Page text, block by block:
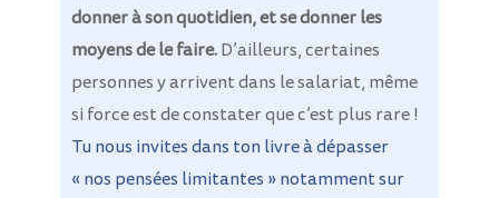
donner à son quotidien, et se donner les
moyens de le faire.D’ailleurs, certaines
personnes y arrivent dans le salariat, même
si force est de constater que c’est plus rare !
Tu nous invites dans ton livre à dépasser
« nos pensées limitantes » notamment sur